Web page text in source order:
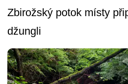
Zbirožský potok místy
džungli